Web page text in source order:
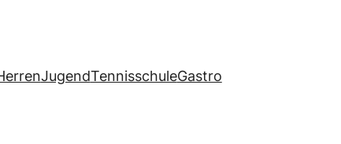
JugendTennisschuleGastro